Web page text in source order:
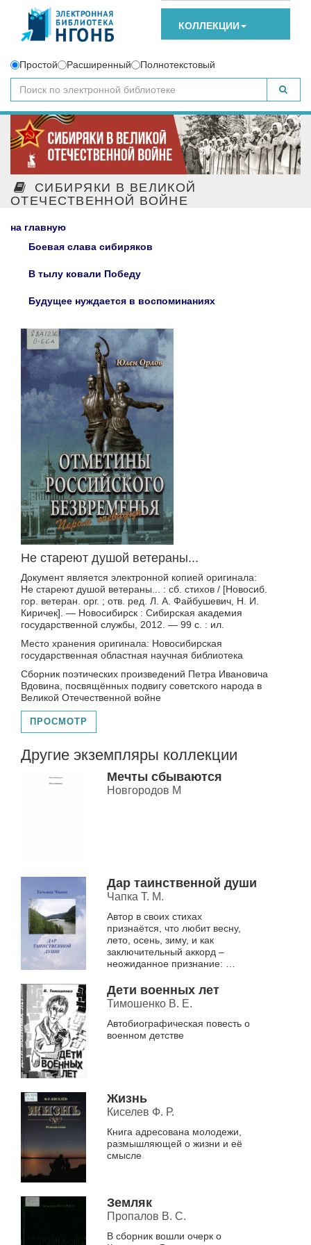
КОЛЛЕКЦИИ
Простой Расширенный Полнотекстовый
СИБИРЯКИ В ВЕЛИКОЙ
ОТЕЧЕСТВЕННОЙ ВОЙНЕ
на главную
Боевая слава сибиряков
В тылу ковали Победу
Будущее нуждается в воспоминаниях
Не стареют душой ветераны...
Документ является электронной копией оригинала:
Не стареют душой ветераны... : сб. стихов / [Новосиб.
гор. ветеран. орг. ; отв. ред. Л. А. Файбушевич, Н. И.
Киричек]. — Новосибирск : Сибирская академия
государственной службы, 2012. — 99 с. : ил.
Место хранения оригинала: Новосибирская
государственная областная научная библиотека
Сборник поэтических произведений Петра Ивановича
Вдовина, посвящённых подвигу советского народа в
Великой Отечественной войне
ПРОСМОТР
Другие экземпляры коллекции
Мечты сбываются
Новгородов М
Дар таинственной души
Чапка Т. М.
Автор в своих стихах
признаётся, что любит весну,
лето, осень, зиму, и как
заключительный аккорд –
неожиданное признание:
года
я люблю
за непохожесть.
Непохожесть – вот ключевое...
Дети военных лет
Тимошенко В. Е.
Автобиографическая повесть о
военном детстве
Жизнь
Киселев Ф. Р.
Книга адресована молодежи,
размышляющей о жизни и её
смысле
Земляк
Пропалов В. С.
В сборник вошли очерк о